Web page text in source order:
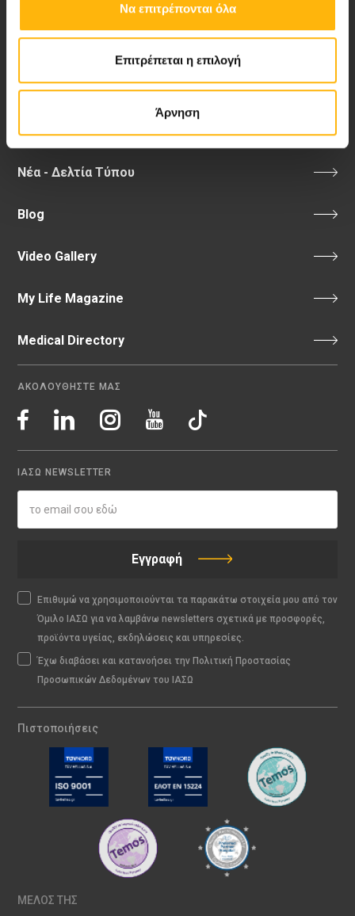
Να επιτρέπονται όλα
Επιτρέπεται η επιλογή
Άρνηση
Νέα - Δελτία Τύπου
Blog
Video Gallery
My Life Magazine
Medical Directory
ΑΚΟΛΟΥΘΗΣΤΕ ΜΑΣ
ΙΑΣΩ NEWSLETTER
Εγγραφή
Επιθυμώ να χρησιμοποιούνται τα παρακάτω στοιχεία μου από τον
Όμιλο ΙΑΣΩ για να λαμβάνω newsletters σχετικά με προσφορές,
προϊόντα υγείας, εκδηλώσεις και υπηρεσίες.
Έχω διαβάσει και κατανοήσει την Πολιτική Προστασίας
Προσωπικών Δεδομένων του ΙΑΣΩ
Πιστοποιήσεις
ΜΕΛΟΣ ΤΗΣ